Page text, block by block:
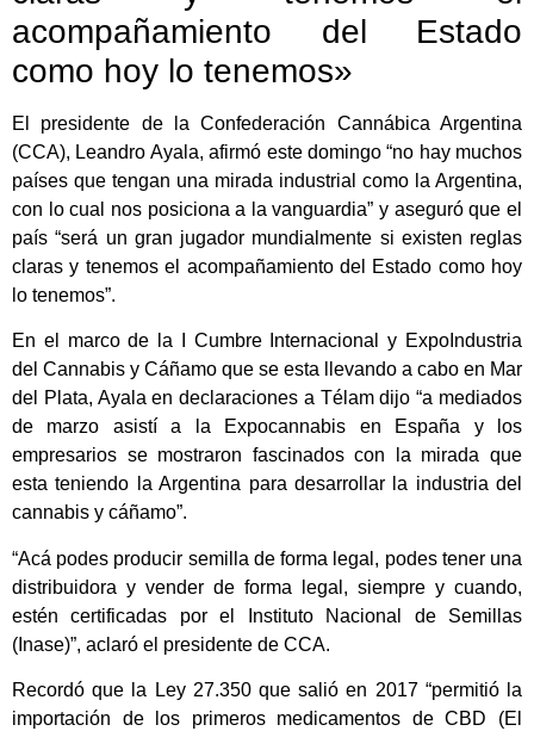
acompañamiento del Estado
como hoy lo tenemos»
El presidente de la Confederación Cannábica Argentina
(CCA), Leandro Ayala, afirmó este domingo “no hay muchos
países que tengan una mirada industrial como la Argentina,
con lo cual nos posiciona a la vanguardia” y aseguró que el
país “será un gran jugador mundialmente si existen reglas
claras y tenemos el acompañamiento del Estado como hoy
lo tenemos”.
En el marco de la I Cumbre Internacional y ExpoIndustria
del Cannabis y Cáñamo que se esta llevando a cabo en Mar
del Plata, Ayala en declaraciones a Télam dijo “a mediados
de marzo asistí a la Expocannabis en España y los
empresarios se mostraron fascinados con la mirada que
esta teniendo la Argentina para desarrollar la industria del
cannabis y cáñamo”.
“Acá podes producir semilla de forma legal, podes tener una
distribuidora y vender de forma legal, siempre y cuando,
estén certificadas por el Instituto Nacional de Semillas
(Inase)”, aclaró el presidente de CCA.
Recordó que la Ley 27.350 que salió en 2017 “permitió la
importación de los primeros medicamentos de CBD (El